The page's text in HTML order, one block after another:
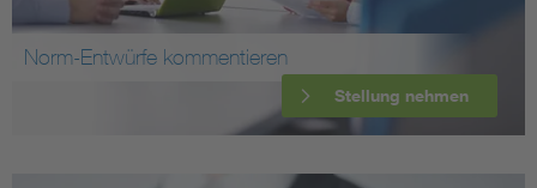
Norm-Entwürfe kommentieren
Stellung nehmen